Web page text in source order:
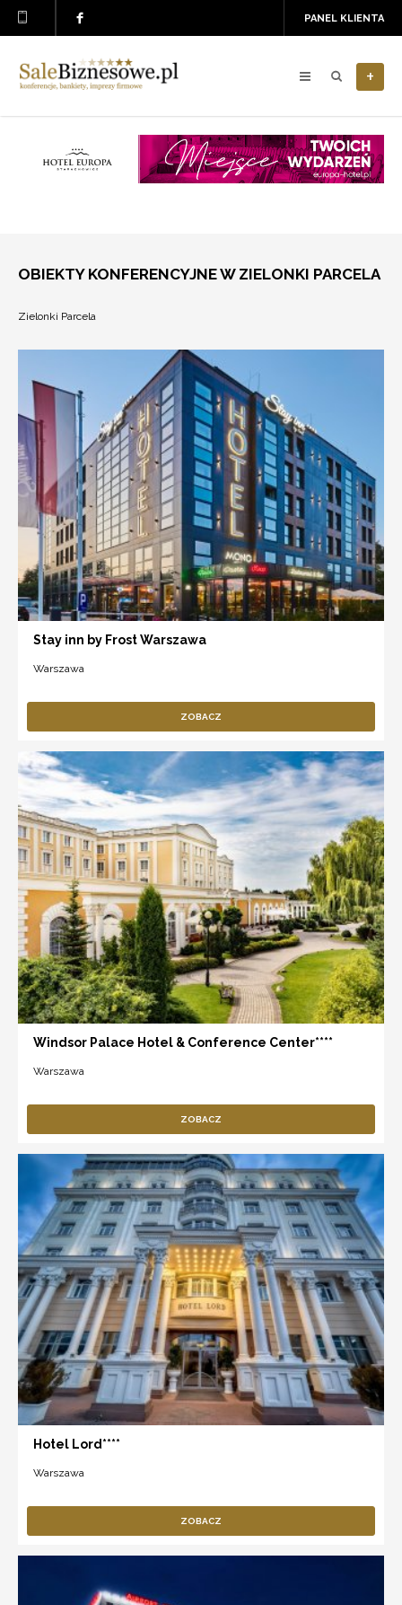
PANEL KLIENTA
+
OBIEKTY KONFERENCYJNE W ZIELONKI PARCELA
Zielonki Parcela
Stay inn by Frost Warszawa
Warszawa
ZOBACZ
Windsor Palace Hotel & Conference Center****
Warszawa
ZOBACZ
Hotel Lord****
Warszawa
ZOBACZ